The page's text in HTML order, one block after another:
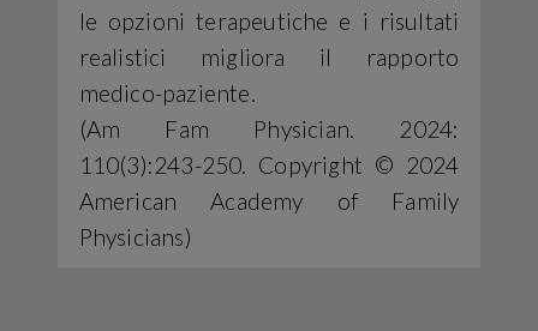
le opzioni terapeutiche e i risultati
realistici migliora il rapporto
medico-paziente.
(Am Fam Physician. 2024:
110(3):243-250. Copyright © 2024
American Academy of Family
Physicians)